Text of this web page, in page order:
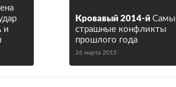
и
Кровавый 2014-й
страшные конфликты
прошлого года
26 марта 2015